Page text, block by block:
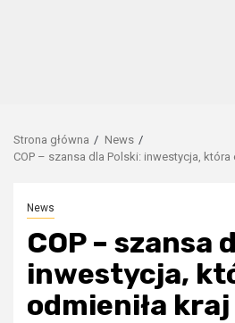
Strona główna
News
COP – szansa dla Polski: inwestycja, która
News
COP – szansa
inwestycja,
odmieniła kraj